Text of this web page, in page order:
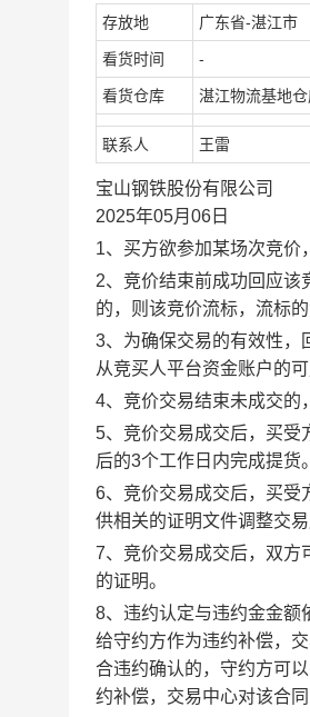
存放地 广东省-湛江市
看货时间 -
看货仓库 湛江物流基地
联系人 王雷
宝山钢铁股份有限公司
2025年05月06日
1、买方欲参加某场次竞价
2、竞价结束前成功回应该
的，则该竞价流标，流标
3、为确保交易的有效性，
从竞买人平台资金账户的
4、竞价交易结束未成交的
5、竞价交易成交后，买受
后的3个工作日内完成提货
6、竞价交易成交后，买受
供相关的证明文件调整交易
7、竞价交易成交后，双方
的证明。
8、违约认定与违约金金额
给守约方作为违约补偿，
合违约确认的，守约方可
约补偿，交易中心对该合同